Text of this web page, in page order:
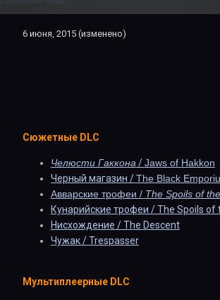
6 июня, 2015 (изменено)
Сюжетные DLC
Челюсти Гаккона /Jaws of Hakkon
Черный магазин /The Black
Авварские трофеи / The Spoils of
Кунарийские трофеи / The Spoils of
Нисхождение / The Descent
Чужак / Trespasser
Мультиплеерные DLC